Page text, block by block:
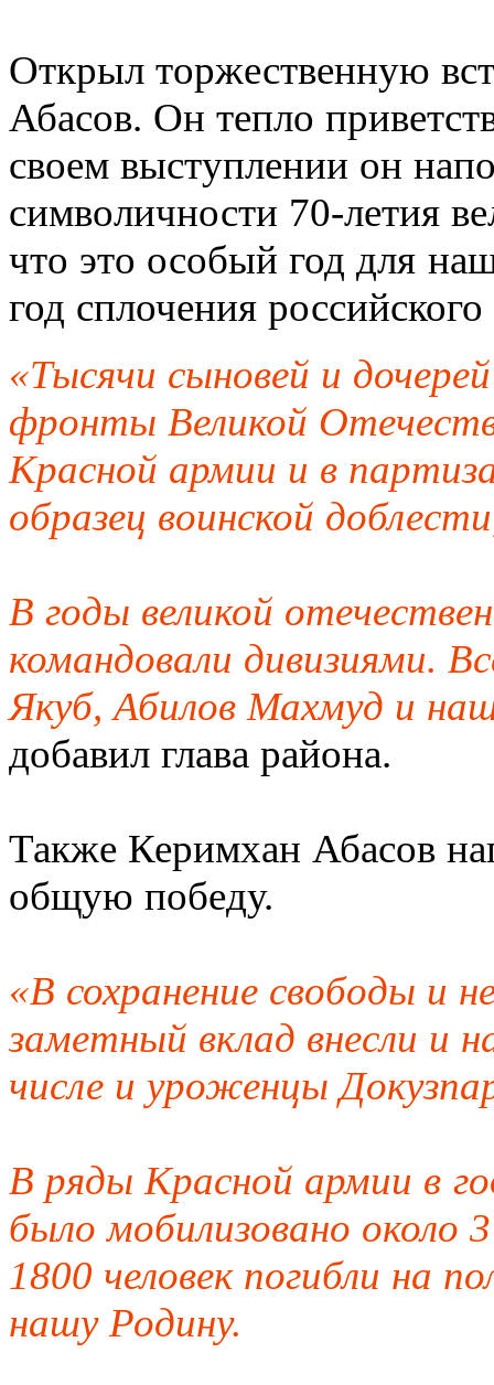
Открыл торжественную
Абасов. Он тепло
своем выступлении он
символичности 70-летия
что это особый год для
год сплочения
«Тысячи сыновей и
фронты Великой
Красной армии и в
образец воинской
В годы великой
командовали дивизиями.
Якуб, Абилов Махмуд и
добавил глава района.
Также Керимхан Абасов
общую победу.
«В сохранение свободы и
заметный вклад внесли и
числе и уроженцы
В ряды Красной армии в
было мобилизовано около
1800 человек погибли на
нашу Родину.